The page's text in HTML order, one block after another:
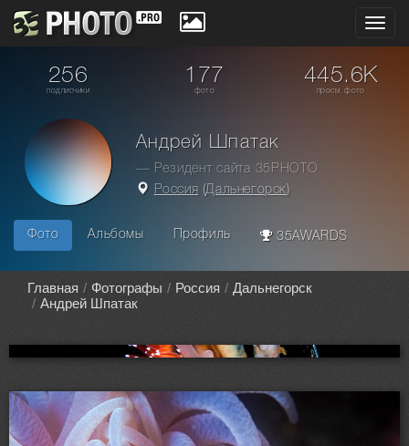
256
подписчики
177
фото
445.6K
просм. фото
Андрей Шпатак
— Резидент сайта 35PHOTO
Россия (Дальнегорск)
Фото Альбомы Профиль 35AWARDS
Главная Фотографы Россия
Дальнегорск
Андрей Шпатак